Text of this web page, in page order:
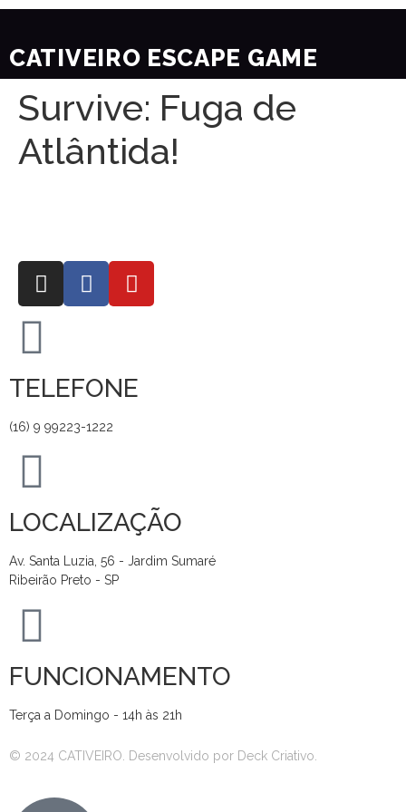
CATIVEIRO ESCAPE GAME
Survive: Fuga de
Atlântida!
TELEFONE
(16) 9 99223-1222
LOCALIZAÇÃO
Av. Santa Luzia, 56 - Jardim Sumaré
Ribeirão Preto - SP
FUNCIONAMENTO
Terça a Domingo - 14h às 21h
© 2024 CATIVEIRO. Desenvolvido por Deck Criativo.